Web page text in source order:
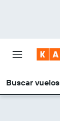
Buscar vuelos